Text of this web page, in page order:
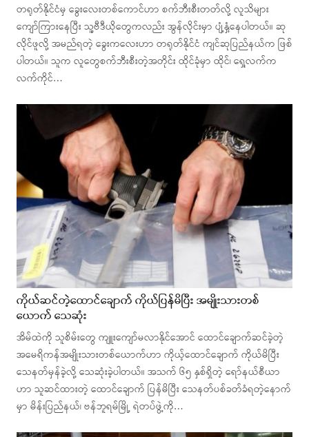
တရုတ်နိုင်ငံမှ ခွေးလေးတစ်ကောင်ဟာ စက်ဘီးစီးတတ်လို့ လူသိများ
ကျော်ကြားနေပြီး သူ့ဗီဒီယိုတွေကလည်း အွန်လိုင်းမှာ ပျံ့နှံ့နေပါတယ်။ ဆု
လိုင်ဖူလို့ အမည်ရတဲ့ ခွေးကလေးဟာ တရုတ်နိုင်ငံ ကျင်ဆုပြည်နယ်က ဖြစ်
ပါတယ်။ သူက လူတွေစက်ဘီးစီးတဲ့အတိုင်း ထိုင်ခုံမှာ ထိုင်၊ ရှေ့လက်က
လက်ကိုင်…
ကိုယ်ဆင်တဲ့ထောင်ချောက် ကိုယ်ပြန်မိပြီး အမျိုးသားတစ်
ယောက် သေဆုံး
အိမ်ထဲကို သူစိမ်းတွေ ကျူးကျော်မလာနိုင်အောင် ထောင်ချောက်ဆင်ခဲ့တဲ့
အမေရိကန်အမျိုးသားတစ်ယောက်ဟာ ကိုယ့်ထောင်ချောက် ကိုယ်မိပြီး
သေနတ်မှန်ခဲ့လို့ သေဆုံးခဲ့ပါတယ်။ အသက် ၆၅ နှစ်ရှိတဲ့ ရော်နယ်စီယာ
ဟာ သူဆင်ထားတဲ့ ထောင်ချောက် ပြန်မိပြီး သေနတ်ပစ်ခတ်ခံရတဲ့နောက်
မှာ မိန်းပြည်နယ်၊ ဗန်ဘူရမ်မြို့ ရဲတပ်ဖွဲ့ကို…